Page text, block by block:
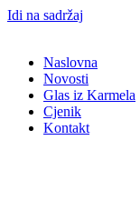
Idi na sadržaj
Naslovna
Novosti
Glas iz Karmela
Cjenik
Kontakt